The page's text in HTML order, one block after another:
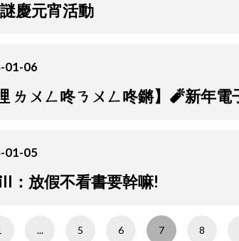
慶元宵活動
01-06
ㄌㄨㄥ咚ㄋㄨㄥ咚鏘】🧨新年
01-05
：放假不看書要幹嘛!
... 5 6 7 8